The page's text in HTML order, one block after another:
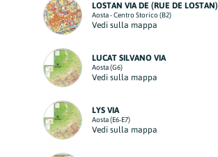
LOSTAN VIA DE (RUE DE LOSTAN)
Aosta - Centro Storico (B2)
Vedi sulla mappa
LUCAT SILVANO VIA
Aosta (G6)
Vedi sulla mappa
LYS VIA
Aosta (E6-E7)
Vedi sulla mappa